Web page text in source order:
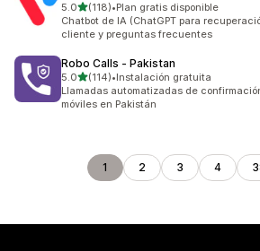
5.0de 5 estrellas
(118)
118 reseñas en total
•Plan gratis disponible
Chatbot de IA (ChatGPT para
cliente y preguntas frecuentes
Robo Calls ‑ Pakistan
5.0de 5 estrellas
(114)
114 reseñas en total
•Instalación gratuita
Llamadas automatizadas de
móviles en Pakistán
1 2 3 4